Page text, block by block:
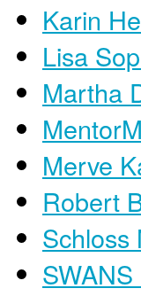
Karin
Lisa
Martha
Merve
Robert
Schloss